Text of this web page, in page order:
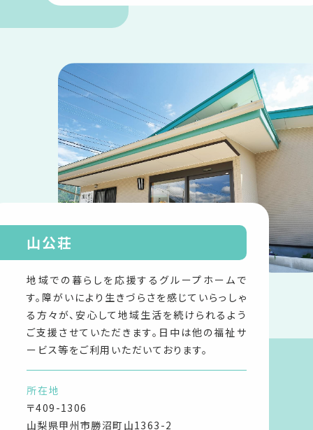
山公荘
地域での暮らしを応援するグループホームで
す。障がいにより生きづらさを感じていらっしゃ
る方々が、安心して地域生活を続けられるよう
ご支援させていただきます。日中は他の福祉サ
ービス等をご利用いただいております。
所在地
〒409-1306
山梨県甲州市勝沼町山1363-2